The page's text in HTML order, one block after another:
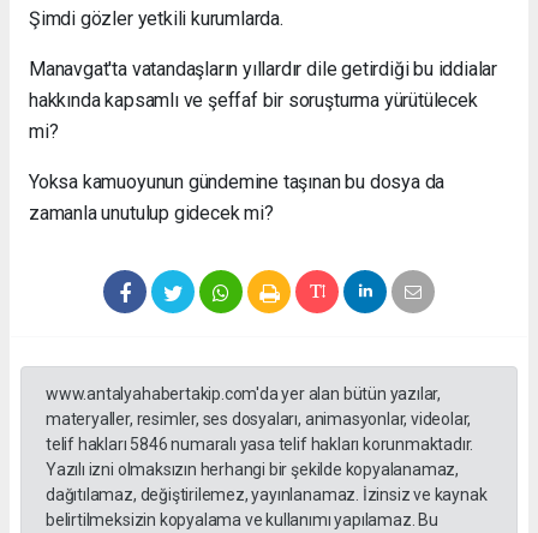
Şimdi gözler yetkili kurumlarda.
Manavgat'ta vatandaşların yıllardır dile getirdiği bu iddialar
hakkında kapsamlı ve şeffaf bir soruşturma yürütülecek
mi?
Yoksa kamuoyunun gündemine taşınan bu dosya da
zamanla unutulup gidecek mi?
www.antalyahabertakip.com'da yer alan bütün yazılar,
materyaller, resimler, ses dosyaları, animasyonlar, videolar,
telif hakları 5846 numaralı yasa telif hakları korunmaktadır.
Yazılı izni olmaksızın herhangi bir şekilde kopyalanamaz,
dağıtılamaz, değiştirilemez, yayınlanamaz. İzinsiz ve kaynak
belirtilmeksizin kopyalama ve kullanımı yapılamaz. Bu